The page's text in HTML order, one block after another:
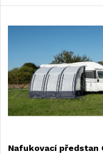
k
t
ů
k
t
ů
rolovacími kryty uvnitř i
Nafukovací předstan